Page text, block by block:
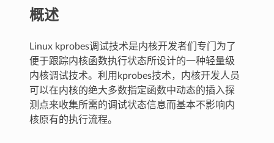
概述
Linux kprobes调试技术是内核开发者们专门为了
便于跟踪内核函数执行状态所设计的一种轻量级
内核调试技术。利用kprobes技术，内核开发人员
可以在内核的绝大多数指定函数中动态的插入探
测点来收集所需的调试状态信息而基本不影响内
核原有的执行流程。